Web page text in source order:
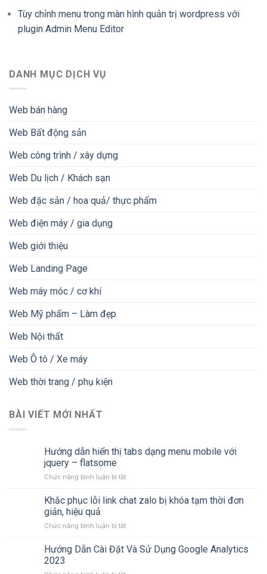
Tùy chỉnh menu trong màn hình quản trị wordpress với
plugin Admin Menu Editor
DANH MỤC DỊCH VỤ
Web bán hàng
Web Bất động sản
Web công trình / xây dựng
Web Du lịch / Khách sạn
Web đặc sản / hoa quả/ thực phẩm
Web điện máy / gia dụng
Web giới thiệu
Web Landing Page
Web máy móc / cơ khí
Web Mỹ phẩm – Làm đẹp
Web Nội thất
Web Ô tô / Xe máy
Web thời trang / phụ kiện
BÀI VIẾT MỚI NHẤT
Hướng dẫn hiển thị tabs dạng menu mobile với
jquery – flatsome
Chức năng bình luận bị tắtở
dẫn
tabs
menu
Khắc phục lỗi link chat zalo bị khóa tạm thời đơn
giản, hiệu quả
Chức năng bình luận bị tắtở
phục
Hướng Dẫn Cài Đặt Và Sử Dụng Google Analytics
2023